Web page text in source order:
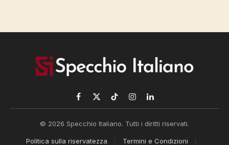
Facebook
X
TikTokInstagramLinkedIn
© 2026 Specchio Italiano. Tutti i diritti riservati.
Politica sulla riservatezza Termini e Condizioni